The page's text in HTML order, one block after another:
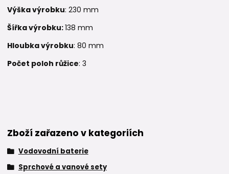
Výška výrobku: 230 mm
Šířka výrobku:138 mm
Hloubka výrobku: 80 mm
Počet poloh růžice: 3
Zboží zařazeno v kategoriích
Vodovodní baterie
Sprchové a vanové sety